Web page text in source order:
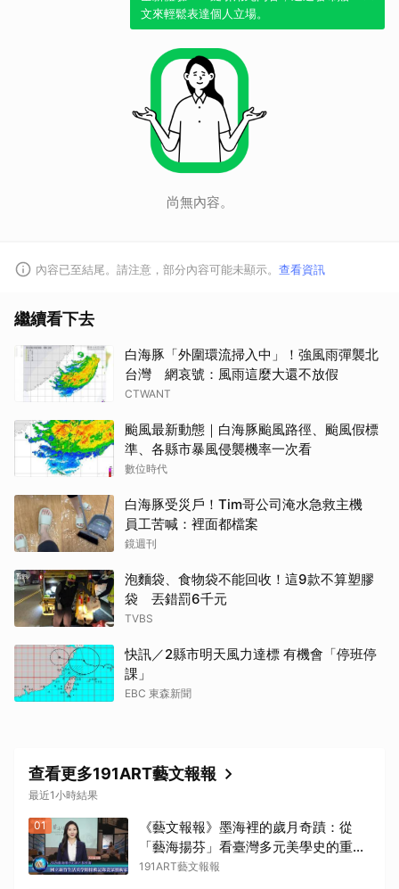
文來輕鬆表達個人立場。
尚無內容。
內容已至結尾。請注意，部分內容可能未顯示。 查看資訊
繼續看下去
白海豚「外圍環流掃入中」！強風雨彈襲北
台灣 網哀號：風雨這麼大還不放假
CTWANT
颱風最新動態｜白海豚颱風路徑、颱風假標
準、各縣市暴風侵襲機率一次看
數位時代
白海豚受災戶！Tim哥公司淹水急救主機
員工苦喊：裡面都檔案
鏡週刊
泡麵袋、食物袋不能回收！這9款不算塑膠
袋 丟錯罰6千元
TVBS
快訊／2縣市明天風力達標 有機會「停班停
課」
EBC 東森新聞
查看更多191ART藝文報報
最近1小時結果
01
《藝文報報》墨海裡的歲月奇蹟：從
「藝海揚芬」看臺灣多元美學史的重建
與薪傳
191ART藝文報報